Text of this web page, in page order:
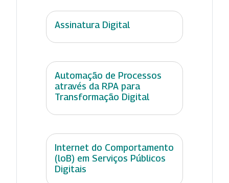
Assinatura Digital
Automação de Processos
através da RPA para
Transformação Digital
Internet do Comportamento
(loB) em Serviços Públicos
Digitais